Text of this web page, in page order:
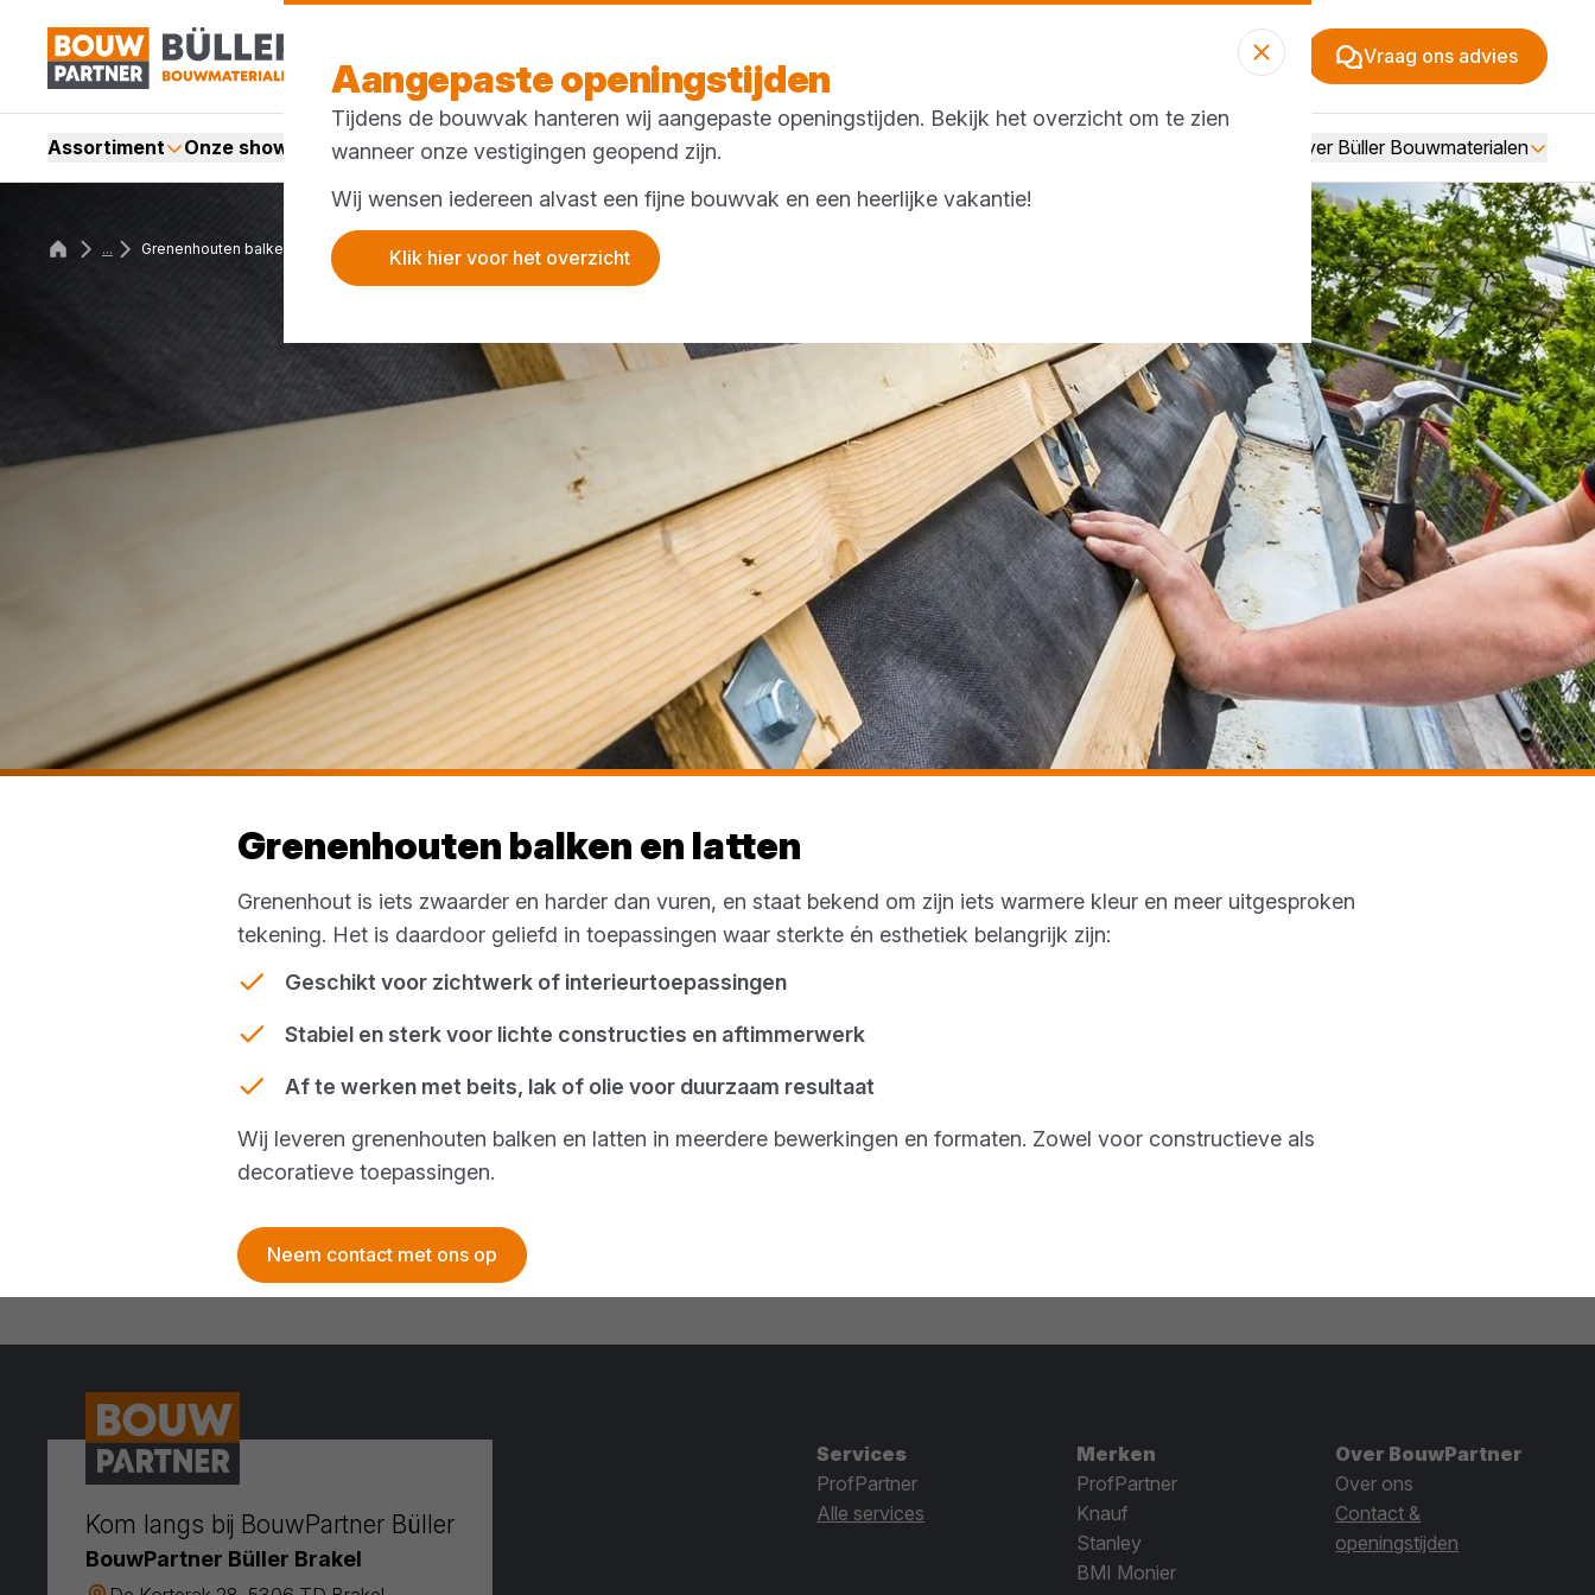
Vraag ons advies
Assortiment Onze showrooms Onze concepten MerkenActies Het Bouwblad Over Büller Bouwmaterialen
... Grenenhouten balken en latten
Grenenhouten balken en latten
Grenenhout is iets zwaarder en harder dan vuren, en staat bekend om zijn iets warmere kleur en meer uitgesproken
tekening. Het is daardoor geliefd in toepassingen waar sterkte én esthetiek belangrijk zijn:
Geschikt voor zichtwerk of interieurtoepassingen
Stabiel en sterk voor lichte constructies en aftimmerwerk
Af te werken met beits, lak of olie voor duurzaam resultaat
Wij leveren grenenhouten balken en latten in meerdere bewerkingen en formaten. Zowel voor constructieve als
decoratieve toepassingen.
Neem contact met ons op
Aangepaste openingstijden
Tijdens de bouwvak hanteren wij aangepaste openingstijden. Bekijk het overzicht om te zien
wanneer onze vestigingen geopend zijn.
Wij wensen iedereen alvast een fijne bouwvak en een heerlijke vakantie!
Klik hier voor het overzicht
Kom langs bij BouwPartner Büller
BouwPartner Büller Brakel
Services
ProfPartner
Alle services
Merken
ProfPartner
Knauf
Stanley
BMI Monier
Over BouwPartner
Over ons
Contact &
openingstijden